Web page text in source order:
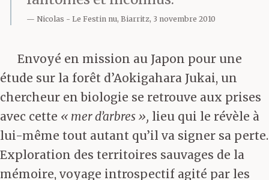
Nicolas Le Festin nu, Biarritz, 3 novembre 2010
Envoyé en mission au Japon pour une
étude sur la forêt d’Aokigahara Jukai, un
chercheur en biologie se retrouve aux prises
avec cette « mer d’arbres », lieu qui le révèle à
lui-même tout autant qu’il va signer sa perte.
Exploration des territoires sauvages de la
mémoire, voyage introspectif agité par les